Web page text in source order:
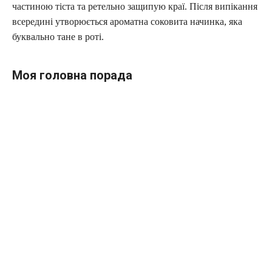
частиною тіста та ретельно защипую краї. Після випікання
всередині утворюється ароматна соковита начинка, яка
буквально тане в роті.
Моя головна порада